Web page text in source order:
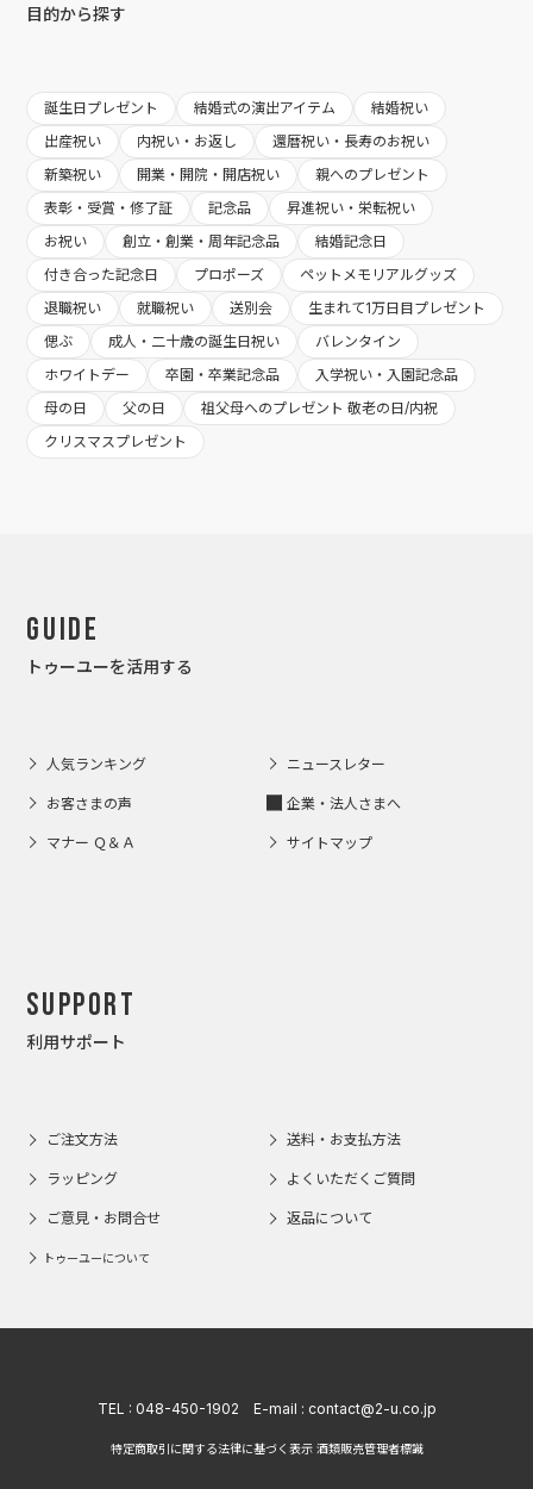
目的から探す
誕生日プレゼント 結婚式の演出アイテム
結婚祝い
出産祝い
内祝い・お返し
還暦祝い・長寿のお祝い
新築祝い
開業・開院・開店祝い
親へのプレゼント
表彰・受賞・修了証
記念品
昇進祝い・栄転祝い
お祝い
創立・創業・周年記念品
結婚記念日
付き合った記念日
プロポーズ
ペットメモリアルグッズ
退職祝い
就職祝い 送別会
生まれて1万日目プレゼント
偲ぶ
成人・二十歳の誕生日祝い
バレンタイン
ホワイトデー
卒園・卒業記念品
入学祝い・入園記念品
母の日
父の日
祖父母へのプレゼント 敬老の日/内祝
クリスマスプレゼント
Guide
トゥーユーを活用する
人気ランキング ニュースレター
お客さまの声 企業・法人さまへ
マナー Ｑ＆Ａ サイトマップ
Support
利用サポート
ご注文方法 送料・お支払方法
ラッピング よくいただくご質問
ご意見・お問合せ 返品について
トゥーユーについて
TEL : 048-450-1902 E-mail : contact@2-u.co.jp
特定商取引に関する法律に基づく表示 酒類販売管理者標識